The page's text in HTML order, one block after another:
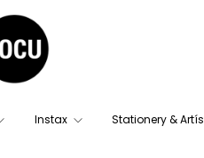
Instax Stationery &